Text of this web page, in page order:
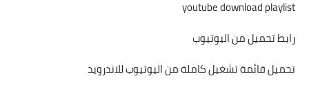
youtube download playlist
رابط تحميل من اليوتيوب
تحميل قائمة تشغيل كاملة من اليوتيوب للاندرويد